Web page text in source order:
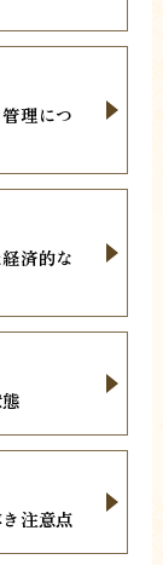
理につ
済的な
注意点